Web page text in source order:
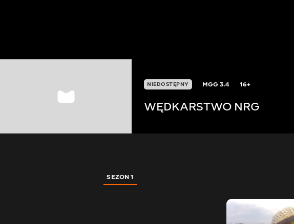
NIEDOSTĘPNY MGG3.4 16+
WĘDKARSTWO NRG
SEZON 1